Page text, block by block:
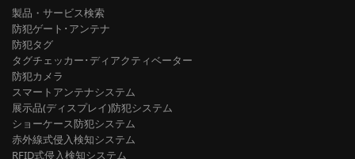
製品・サービス検索
防犯ゲート･アンテナ
防犯タグ
タグチェッカー･ディアクティベーター
防犯カメラ
スマートアンテナシステム
展示品(ディスプレイ)防犯システム
ショーケース防犯システム
赤外線式侵入検知システム
RFID式侵入検知システム